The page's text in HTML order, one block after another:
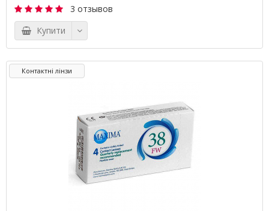
3 отзывов
Купити
Контактні лінзи